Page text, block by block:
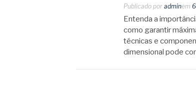
Publicado por adminem
Entenda a
como garantir
técnicas e
dimensional pode